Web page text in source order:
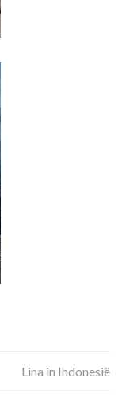
Lina in Indonesië